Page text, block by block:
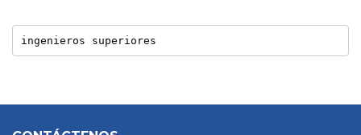
ingenieros superiores